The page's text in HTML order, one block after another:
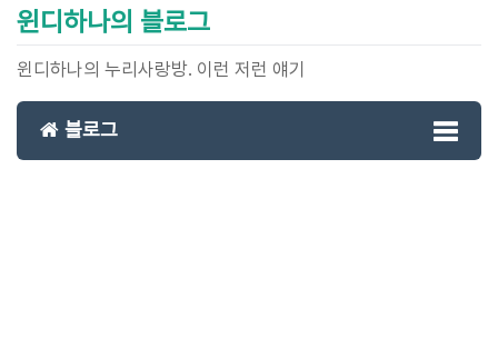
윈디하나의 블로그
윈디하나의 누리사랑방. 이런 저런 얘기
블로그